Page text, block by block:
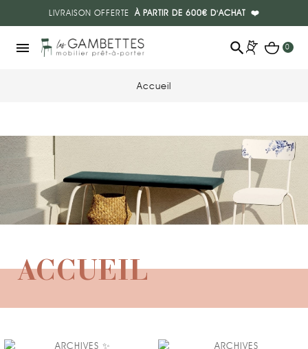
LIVRAISON OFFERTEÀ PARTIR DE 600€ D'ACHAT ❤️
menu search 0
Accueil
ACCUEIL